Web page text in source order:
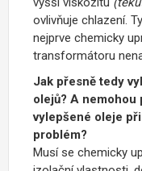
ovlivňuje chlazení.
nejprve chemicky
transformátoru
Jak přesně tedy
olejů? A nemohou
vylepšené oleje
problém?
Musí se chemicky